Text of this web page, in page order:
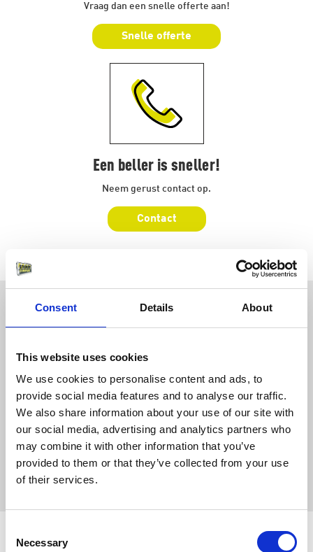
Consent Details About
This website uses cookies
We use cookies to personalise content and ads, to
provide social media features and to analyse our traffic.
We also share information about your use of our site with
our social media, advertising and analytics partners who
may combine it with other information that you’ve
provided to them or that they’ve collected from your use
of their services.
Selection
Necessary
Vraag dan een snelle offerte aan!
Snelle offerte
Een beller is sneller!
Neem gerust contact op.
Contact